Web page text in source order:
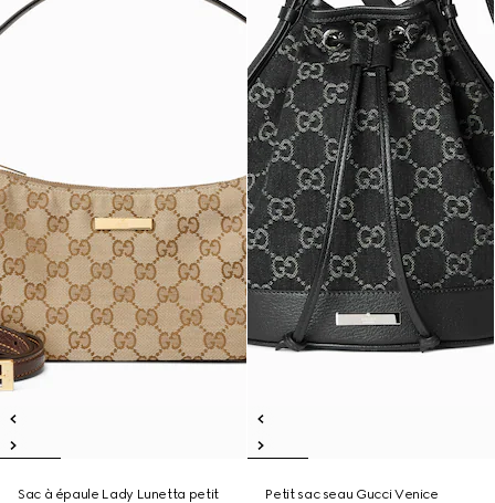
Sac à épaule Lady Lunetta petit
Petit sac seau Gucci Venice